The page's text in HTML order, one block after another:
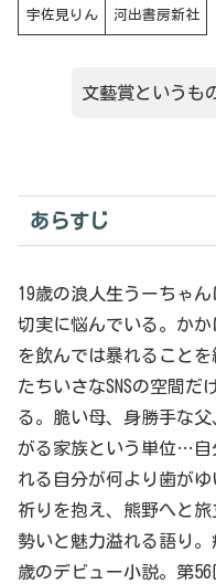
宇佐見りん 河出書房新社
文藝賞というも
あらすじ
19歳の浪人生うーちゃ
切実に悩んでいる。か
を飲んでは暴れること
たちいさなSNSの空間だ
る。脆い母、身勝手な
がる家族という単位…自
れる自分が何より歯が
祈りを抱え、熊野へと
勢いと魅力溢れる語り
歳のデビュー小説。第56